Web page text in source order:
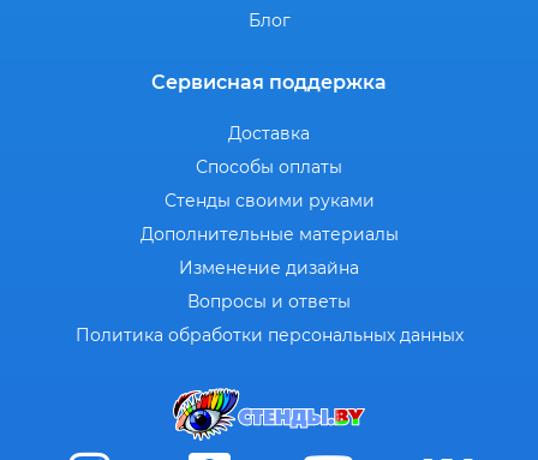
Блог
Сервисная поддержка
Доставка
Способы оплаты
Стенды своими руками
Дополнительные материалы
Изменение дизайна
Вопросы и ответы
Политика обработки персональных данных